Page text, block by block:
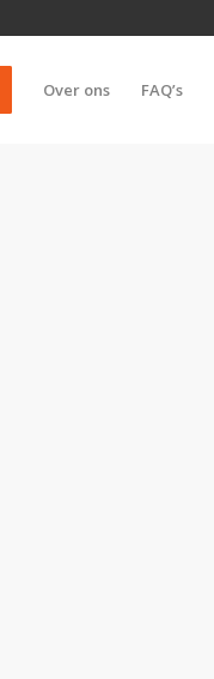
Over ons FAQ’s